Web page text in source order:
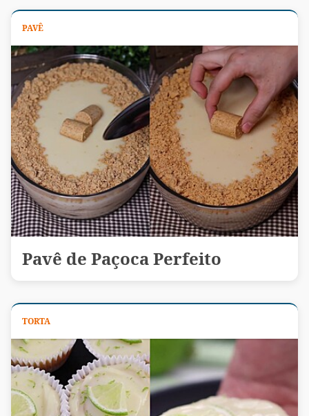
PAVÊ
Pavê de Paçoca Perfeito
TORTA